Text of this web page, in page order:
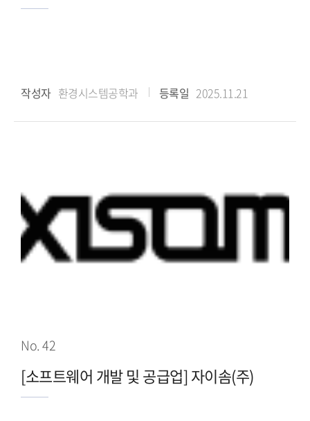
작성자 환경시스템공학과 등록일 2025.11.21
No. 42
[소프트웨어 개발 및 공급업] 자이솜(주)